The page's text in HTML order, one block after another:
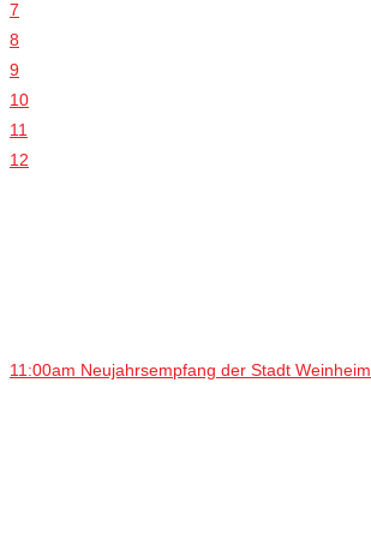
7
8
9
10
11
12
11:00am Neujahrsempfang der Stadt Weinheim